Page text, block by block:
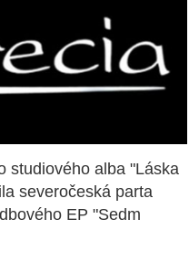
studiového alba "Láska
severočeská parta
EP "Sedm